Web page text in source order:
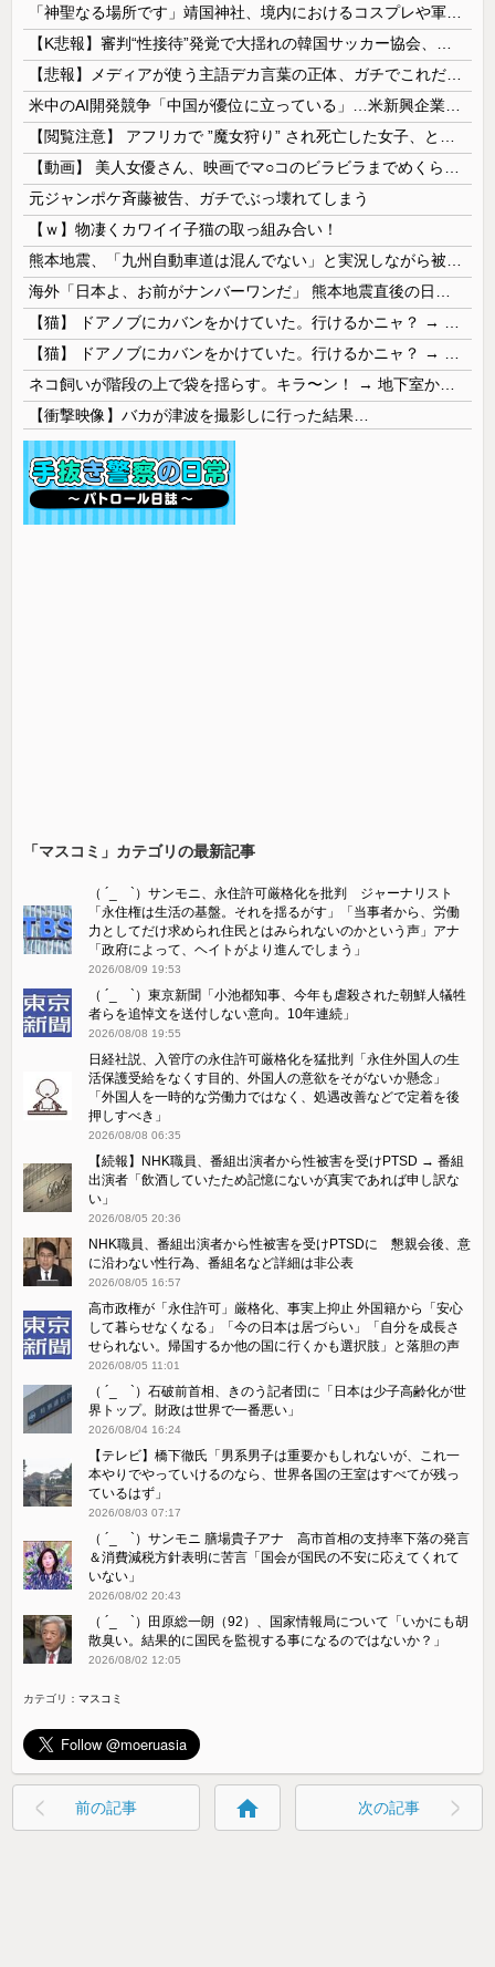
元ジャンポケ斉藤被告、ガチでぶっ壊れてしまう
【ｗ】物凄くカワイイ子猫の取っ組み合い！
【衝撃映像】バカが津波を撮影しに行った結果…
「マスコミ」カテゴリの最新記事
（ ´_ゝ`）サンモニ、永住許可厳格化を批判 ジャーナリスト
「永住権は生活の基盤。それを揺るがす」「当事者から、労働
力としてだけ求められ住民とはみられないのかという声」アナ
「政府によって、ヘイトがより進んでしまう」
2026/08/09 19:53
（ ´_ゝ`）東京新聞「小池都知事、今年も虐殺された朝鮮人犠牲
者らを追悼文を送付しない意向。10年連続」
2026/08/08 19:55
日経社説、入管庁の永住許可厳格化を猛批判「永住外国人の生
活保護受給をなくす目的、外国人の意欲をそがないか懸念」
「外国人を一時的な労働力ではなく、処遇改善などで定着を後
押しすべき」
2026/08/08 06:35
【続報】NHK職員、番組出演者から性被害を受けPTSD → 番組
出演者「飲酒していたため記憶にないが真実であれば申し訳な
い」
2026/08/05 20:36
NHK職員、番組出演者から性被害を受けPTSDに 懇親会後、意
に沿わない性行為、番組名など詳細は非公表
2026/08/05 16:57
高市政権が「永住許可」厳格化、事実上抑止 外国籍から「安心
して暮らせなくなる」「今の日本は居づらい」「自分を成長さ
せられない。帰国するか他の国に行くかも選択肢」と落胆の声
2026/08/05 11:01
（ ´_ゝ`）石破前首相、きのう記者団に「日本は少子高齢化が世
界トップ。財政は世界で一番悪い」
2026/08/04 16:24
【テレビ】橋下徹氏「男系男子は重要かもしれないが、これ一
本やりでやっていけるのなら、世界各国の王室はすべてが残っ
ているはず」
2026/08/03 07:17
（ ´_ゝ`）サンモニ 膳場貴子アナ 高市首相の支持率下落の発言
＆消費減税方針表明に苦言「国会が国民の不安に応えてくれて
いない」
2026/08/02 20:43
（ ´_ゝ`）田原総一朗（92）、国家情報局について「いかにも胡
散臭い。結果的に国民を監視する事になるのではないか？」
2026/08/02 12:05
カテゴリ：マスコミ
前の記事 home 次の記事